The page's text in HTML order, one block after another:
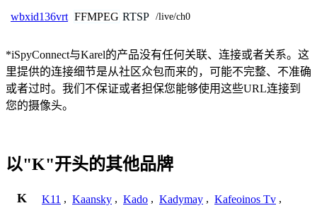
wbxid136vrt FFMPEG RTSP /live/ch0
*iSpyConnect与Karel的产品没有任何关联、连接或者关系。这
里提供的连接细节是从社区众包而来的，可能不完整、不准确
或者过时。我们不保证或者担保您能够使用这些URL连接到
您的摄像头。
以"K"开头的其他品牌
K K11 , Kaansky , Kado , Kadymay , Kafeoinos Tv ,